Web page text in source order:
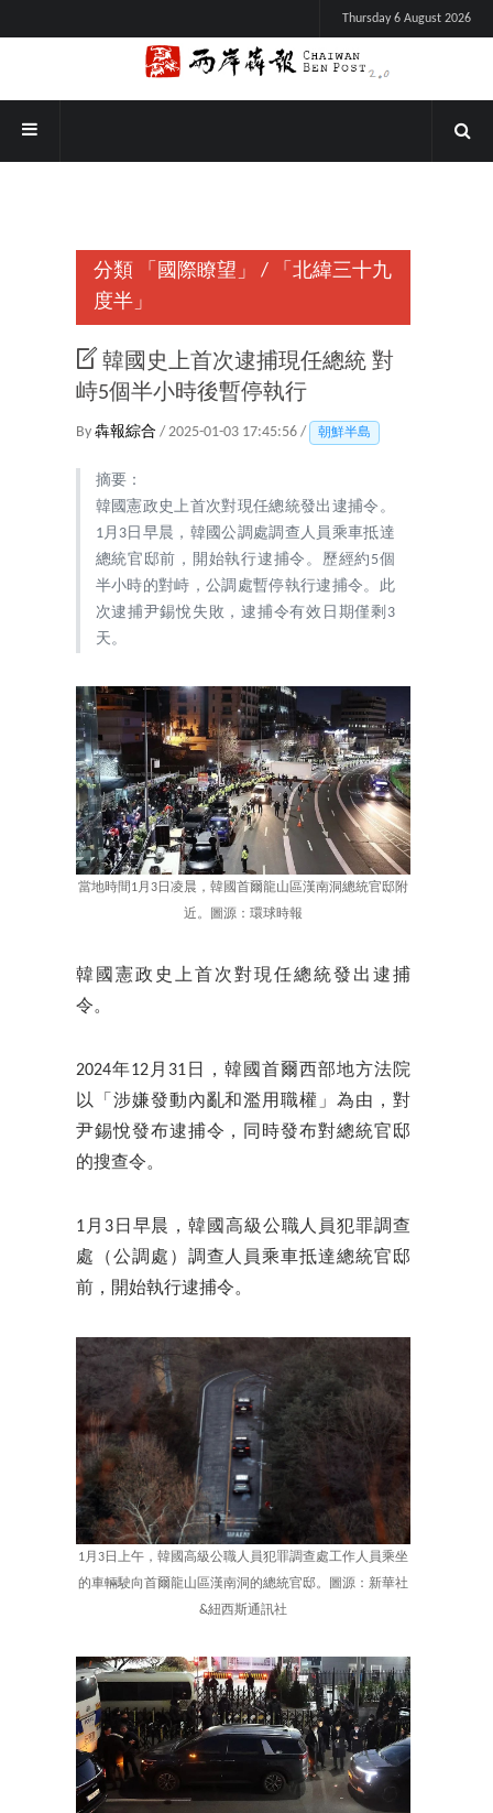
Thursday 6 August 2026
分類 「國際瞭望」 /
「北緯三十九
度半」
韓國史上首次逮捕現任總統 對
峙5個半小時後暫停執行
By 犇報綜合 / 2025-01-03 17:45:56 / 朝鮮半島
摘要：
韓國憲政史上首次對現任總統發出逮捕令。
1月3日早晨，韓國公調處調查人員乘車抵達
總統官邸前，開始執行逮捕令。歷經約5個
半小時的對峙，公調處暫停執行逮捕令。此
次逮捕尹錫悅失敗，逮捕令有效日期僅剩3
天。
當地時間1月3日凌晨，韓國首爾龍山區漢南洞總統官邸附
近。圖源：環球時報
韓國憲政史上首次對現任總統發出逮捕
令。
2024年12月31日，韓國首爾西部地方法院
以「涉嫌發動內亂和濫用職權」為由，對
尹錫悅發布逮捕令，同時發布對總統官邸
的搜查令。
1月3日早晨，韓國高級公職人員犯罪調查
處（公調處）調查人員乘車抵達總統官邸
前，開始執行逮捕令。
1月3日上午，韓國高級公職人員犯罪調查處工作人員乘坐
的車輛駛向首爾龍山區漢南洞的總統官邸。圖源：新華社
&紐西斯通訊社